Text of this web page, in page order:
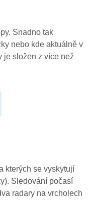
Snadno tak
nebo kde aktuálně v
je složen z více než
kterých se vyskytují
Sledování počasí
radary na vrcholech